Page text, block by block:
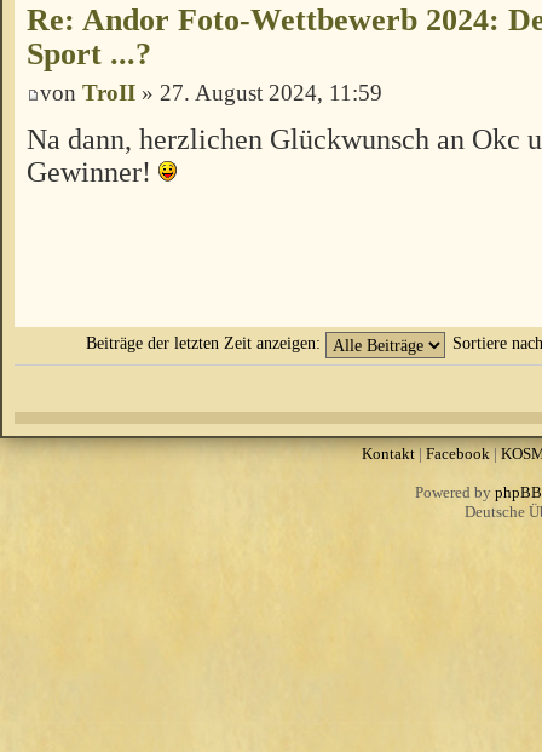
Re: Andor Foto-Wettbewerb 2024:
Sport ...?
von TroII » 27. August 2024, 11:59
Na dann, herzlichen Glückwunsch an Okc
Gewinner!
Beiträge der letzten Zeit anzeigen: Sortiere
Kontakt| Facebook |
Powered by phpBB
Deutsche